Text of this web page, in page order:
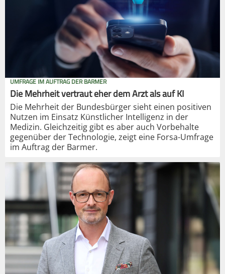
UMFRAGE IM AUFTRAG DER BARMER
Die Mehrheit vertraut eher dem Arzt als auf KI
Die Mehrheit der Bundesbürger sieht einen positiven
Nutzen im Einsatz Künstlicher Intelligenz in der
Medizin. Gleichzeitig gibt es aber auch Vorbehalte
gegenüber der Technologie, zeigt eine Forsa-Umfrage
im Auftrag der Barmer.